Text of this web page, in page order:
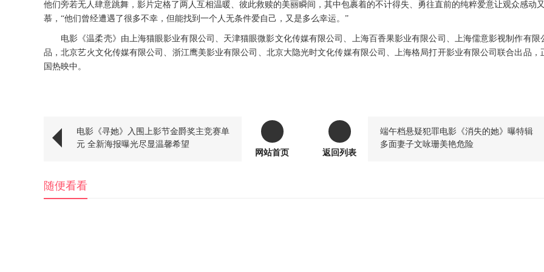
他们旁若无人肆意跳舞，影片定格了两人互相温暖、彼此救赎的美丽瞬间，其中包裹着的不计得失、勇往直前的纯粹爱意让观众感动
慕，“他们曾经遭遇了很多不幸，但能找到一个人无条件爱自己，又是多么幸运。”
电影《温柔壳》由上海猫眼影业有限公司、天津猫眼微影文化传媒有限公司、上海百香果影业有限公司 、 上海儒意影视制作有限
品，北京艺火文化传媒有限公司、浙江鹰美影业有限公司、北京大隐光时文化传媒有限公司、上海格局打开影业有限公司联合出品，
国热映中。
电影《寻她》入围上影节金爵奖主竞赛单
元 全新海报曝光尽显温馨希望
端午档悬疑犯罪电影《消失的她》曝特辑
多面妻子文咏珊美艳危险
网站首页
返回列表
随便看看